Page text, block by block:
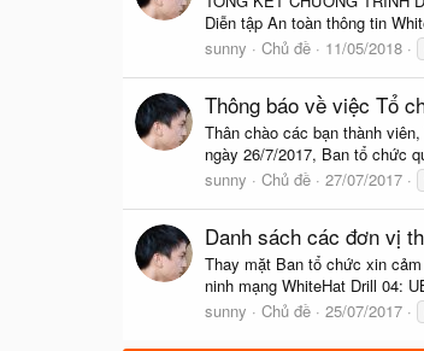
Diễn tập An toàn thông tin
sunny
Chủ đề 11/05/2018
Thông báo về việc Tổ
Thân chào các bạn thành
ngày 26/7/2017, Ban tổ chức
sunny
Chủ đề 27/07/2017
Danh sách các đơn vị
Thay mặt Ban tổ chức xin
ninh mạng WhiteHat Drill 04:
sunny
Chủ đề 25/07/2017